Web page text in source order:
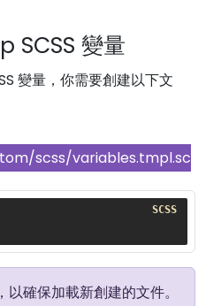
SCSS 變量
變量，你需要創建以下文
scss/variables.tmpl.sc
確保加載新創建的文件。